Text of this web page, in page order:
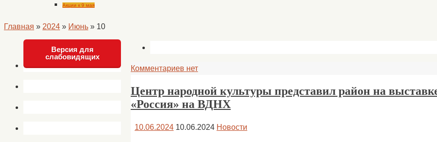
Акции к 9 мая
Главная » 2024 » Июнь » 10
Комментариев нет
Центр народной культуры представил район на
«Россия» на ВДНХ
10.06.2024 10.06.2024 Новости
Версия для
слабовидящих